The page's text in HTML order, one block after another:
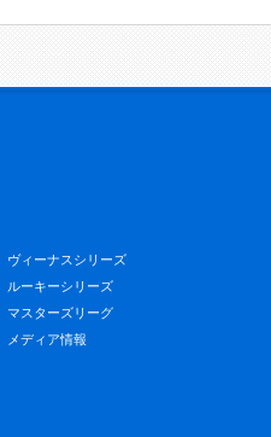
ヴィーナスシリーズ
ルーキーシリーズ
マスターズリーグ
メディア情報